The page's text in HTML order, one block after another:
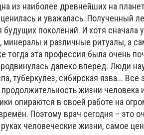
из наиболее древнейших на
и уважалась. Полученный
поколений. И хотя сначала
и различные ритуалы, а
тогда эта профессия была очень
далеко вперёд. Люди
туберкулёз, сибирская язва...
жизни человека
опираются в своей работе на
Поэтому врач сегодня – это
человеческие жизни, самое